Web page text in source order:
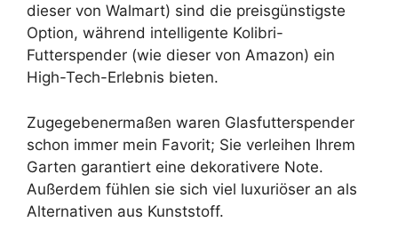
dieser von Walmart) sind die preisgünstigste
Option, während intelligente Kolibri-
Futterspender (wie dieser von Amazon) ein
High-Tech-Erlebnis bieten.
Zugegebenermaßen waren Glasfutterspender
schon immer mein Favorit; Sie verleihen Ihrem
Garten garantiert eine dekorativere Note.
Außerdem fühlen sie sich viel luxuriöser an als
Alternativen aus Kunststoff.